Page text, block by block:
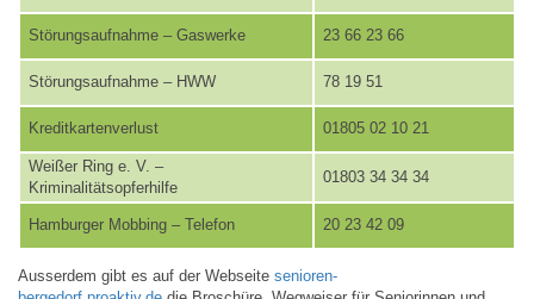
Störungsaufnahme – Gaswerke 23 66 23 66
Störungsaufnahme – HWW 78 19 51
Kreditkartenverlust 01805 02 10 21
Weißer Ring e. V. –
Kriminalitätsopferhilfe
01803 34 34 34
Hamburger Mobbing – Telefon 20 23 42 09
Ausserdem gibt es auf der Webseite senioren-